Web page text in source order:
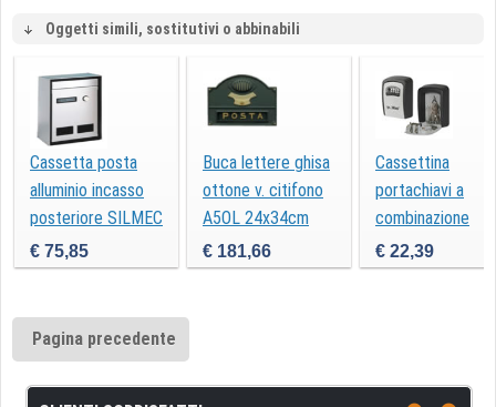
Oggetti simili, sostitutivi o abbinabili
Cassetta posta
alluminio incasso
posteriore SILMEC
€ 75,85
Buca lettere ghisa
ottone v. citifono
A5OL 24x34cm
€ 181,66
Cassettina
portachiavi a
combinazione
4259 Viro
€ 22,39
Pagina precedente